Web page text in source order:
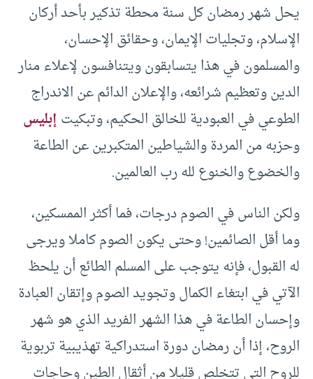
يحل شهر رمضان كل سنة محطة تذكير بأحد أركان
الإسلام، وتجليات الإيمان، وحقائق الإحسان،
والمسلمون في هذا يتسابقون ويتنافسون لإعلاء منار
الدين وتعظيم شرائعه، والإعلان الدائم عن الاندراج
الطوعي في العبودية للخالق الحكيم، وتبكيتإبليس
وحزبه من المردة والشياطين المتكبرين عن الطاعة
والخضوع والخنوع لله رب العالمين.
ولكن الناس في الصوم درجات، فما أكثر الممسكين،
وما أقل الصائمين! وحتى يكون الصوم كاملا ويرجى
له القبول، فإنه يتوجب على المسلم الطائع أن يلحظ
الآتي في ابتغاء الكمال وتجويد الصوم وإتقان العبادة
وإحسان الطاعة في هذا الشهر الفريد الذي هو شهر
الروح، إذا أن رمضان دورة استدراكية تهذيبية تربوية
للروح التي تتخلص قليلا من أثقال الطين وحاجات